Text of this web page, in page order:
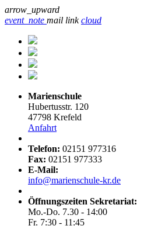
arrow_upward
event_note mail link cloud
Marienschule
Hubertusstr. 120
47798 Krefeld
Anfahrt
Telefon: 02151 977316
Fax: 02151 977333
E-Mail:
info@marienschule-kr.de
Öffnungszeiten Sekretariat:
Mo.-Do. 7.30 - 14:00
Fr. 7:30 - 11:45